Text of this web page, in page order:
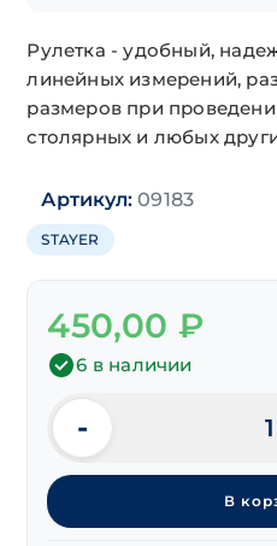
Рулетка - удобный,
линейных измерений,
размеров при
столярных и любых
Артикул: 09183
STAYER
450,00 ₽
6 в наличии
Количество
товара
Рулетка
"STAYER"
-
В